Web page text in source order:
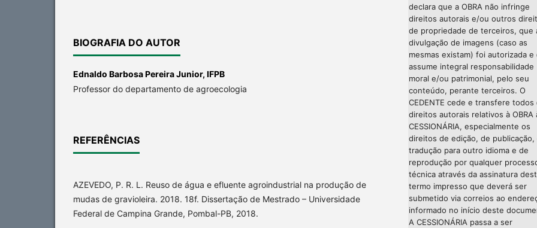
BIOGRAFIA DO AUTOR
Ednaldo Barbosa Pereira Junior, IFPB
Professor do departamento de agroecologia
REFERÊNCIAS
AZEVEDO, P. R. L. Reuso de água e efluente agroindustrial na produção de
mudas de gravioleira. 2018. 18f. Dissertação de Mestrado – Universidade
Federal de Campina Grande, Pombal-PB, 2018.
declara que a OBRA não infringe
direitos autorais e/ou outros
de propriedade de terceiros, que
divulgação de imagens (caso as
mesmas existam) foi autorizada e
assume integral responsabilidade
moral e/ou patrimonial, pelo seu
conteúdo, perante terceiros. O
CEDENTE cede e transfere todos
direitos autorais relativos à OBRA
CESSIONÁRIA, especialmente os
direitos de edição, de publicação,
tradução para outro idioma e de
reprodução por qualquer
técnica através da assinatura
termo impresso que deverá ser
submetido via correios ao
informado no início deste
A CESSIONÁRIA passa a ser